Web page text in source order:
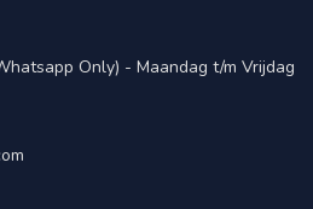
Only) - Maandag t/m Vrijdag